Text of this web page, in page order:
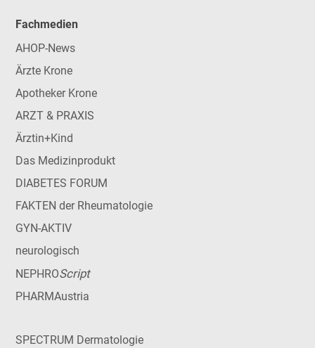
Fachmedien
AHOP-News
Ärzte Krone
Apotheker Krone
ARZT & PRAXIS
Ärztin+Kind
Das Medizinprodukt
DIABETES FORUM
FAKTEN der Rheumatologie
GYN-AKTIV
neurologisch
NEPHROScript
PHARMAustria
SPECTRUM Dermatologie